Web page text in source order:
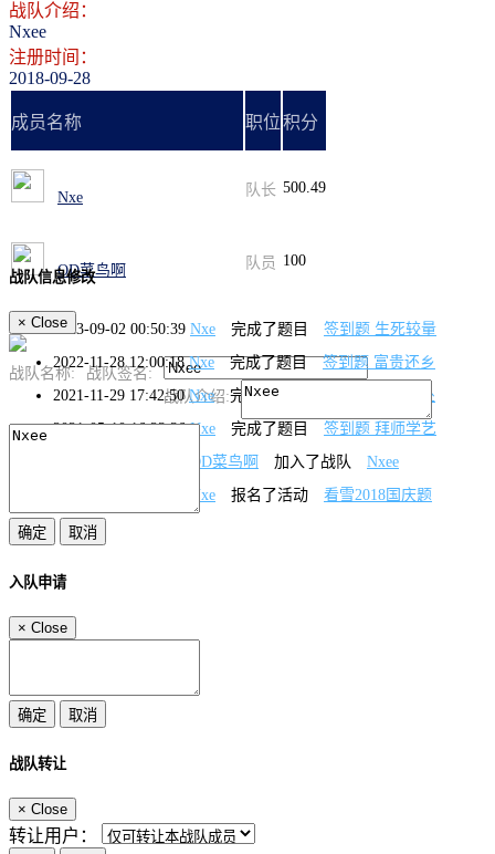
战队介绍：
Nxee
注册时间：
2018-09-28
成员名称 职位积分
Nxe 队长 500.49
OD菜鸟啊 队员 100
2023-09-02 00:50:39 Nxe 完成了题目
签到题 生死较量
2022-11-28 12:00:18 Nxe 完成了题目
签到题 富贵还乡
2021-11-29 17:42:50 Nxe 完成了题目
签到题 身在何处
2021-05-10 16:23:36 Nxe 完成了题目
签到题 拜师学艺
OD菜鸟啊 加入了战队
Nxee
Nxe 报名了活动 看雪2018国庆题
战队信息修改
× Close
战队名称:
战队签名:
战队介绍:
入队申请
× Close
战队转让
× Close
转让用户：